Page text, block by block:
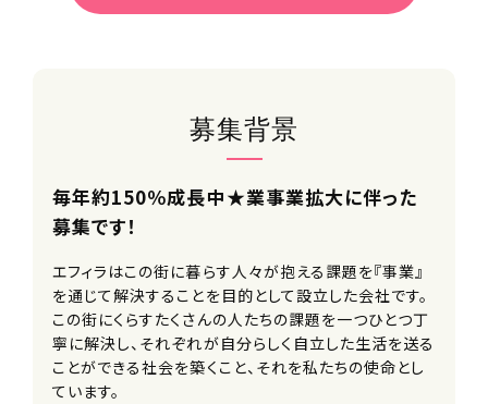
募集背景
毎年約150％成長中★業事業拡大に伴った
募集です！
エフィラはこの街に暮らす人々が抱える課題を『事業』
を通じて解決することを目的として設立した会社です。
この街にくらすたくさんの人たちの課題を一つひとつ丁
寧に解決し、それぞれが自分らしく自立した生活を送る
ことができる社会を築くこと、それを私たちの使命とし
ています。